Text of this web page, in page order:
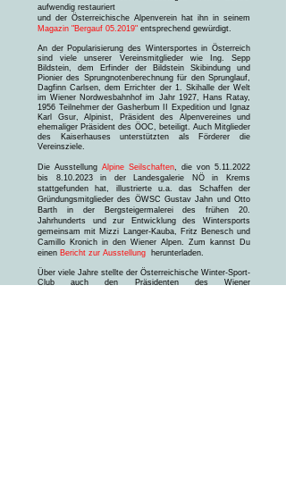
aufwendig restauriert
und der Österreichische Alpenverein hat ihn in seinem
Magazin "Bergauf 05.2019" entsprechend gewürdigt.
An der Popularisierung des Wintersportes in Österreich
sind viele unserer Vereinsmitglieder wie Ing. Sepp
Bildstein, dem Erfinder der Bildstein Skibindung und
Pionier des Sprungnotenberechnung für den Sprunglauf,
Dagfinn Carlsen, dem Errichter der 1. Skihalle der Welt
im Wiener Nordwesbahnhof im Jahr 1927, Hans Ratay,
1956 Teilnehmer der Gasherbum II Expedition und Ignaz
Karl Gsur, Alpinist, Präsident des Alpenvereines und
ehemaliger Präsident des ÖOC, beteiligt. Auch Mitglieder
des Kaiserhauses unterstützten als Förderer die
Vereinsziele.
Die Ausstellung Alpine Seilschaften, die von 5.11.2022
bis 8.10.2023 in der Landesgalerie NÖ in Krems
stattgefunden hat, illustrierte u.a. das Schaffen der
Gründungsmitglieder des ÖWSC Gustav Jahn und Otto
Barth in der Bergsteigermalerei des frühen 20.
Jahrhunderts und zur Entwicklung des Wintersports
gemeinsam mit Mizzi Langer-Kauba, Fritz Benesch und
Camillo Kronich in den Wiener Alpen. Zum kannst Du
einen Bericht zur Ausstellung herunterladen.
Über viele Jahre stellte der Österreichische Winter-Sport-
Club auch den Präsidenten des Wiener